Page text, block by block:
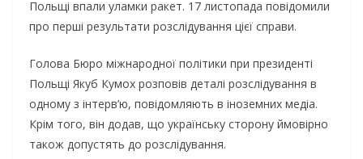
Польщі впали уламки ракет. 17 листопада повідомили
про перші результати розслідування цієї справи.
Голова Бюро міжнародної політики при президенті
Польщі Якуб Кумох розповів деталі розслідування в
одному з інтерв’ю, повідомляють в іноземних медіа.
Крім того, він додав, що українську сторону ймовірно
також допустять до розслідування.